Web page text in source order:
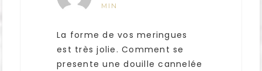
MIN
La forme de vos meringues
est très jolie. Comment se
presente une douille cannelée